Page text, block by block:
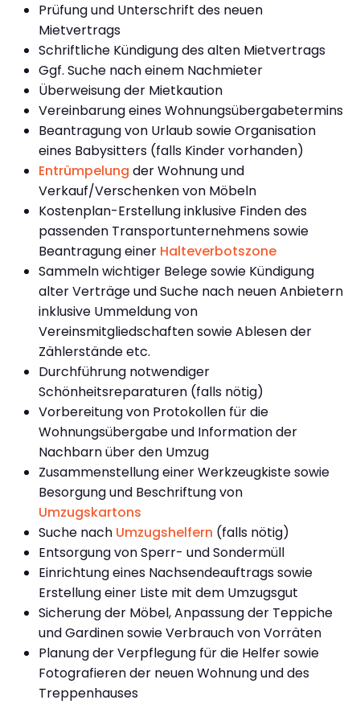
Prüfung und Unterschrift des neuen
Mietvertrags
Schriftliche Kündigung des alten Mietvertrags
Ggf. Suche nach einem Nachmieter
Überweisung der Mietkaution
Vereinbarung eines Wohnungsübergabetermins
Beantragung von Urlaub sowie Organisation
eines Babysitters (falls Kinder vorhanden)
Entrümpelung der Wohnung und
Verkauf/Verschenken von Möbeln
Kostenplan-Erstellung inklusive Finden des
passenden Transportunternehmens sowie
Beantragung einer Halteverbotszone
Sammeln wichtiger Belege sowie Kündigung
alter Verträge und Suche nach neuen Anbietern
inklusive Ummeldung von
Vereinsmitgliedschaften sowie Ablesen der
Zählerstände etc.
Durchführung notwendiger
Schönheitsreparaturen (falls nötig)
Vorbereitung von Protokollen für die
Wohnungsübergabe und Information der
Nachbarn über den Umzug
Zusammenstellung einer Werkzeugkiste sowie
Besorgung und Beschriftung von
Umzugskartons
Suche nach Umzugshelfern (falls nötig)
Entsorgung von Sperr- und Sondermüll
Einrichtung eines Nachsendeauftrags sowie
Erstellung einer Liste mit dem Umzugsgut
Sicherung der Möbel, Anpassung der Teppiche
und Gardinen sowie Verbrauch von Vorräten
Planung der Verpflegung für die Helfer sowie
Fotografieren der neuen Wohnung und des
Treppenhauses